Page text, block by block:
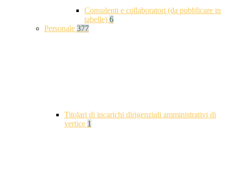
Consulenti e collaboratori (da pubblicare in
tabelle) 6
Personale 377
Titolari di incarichi dirigenziali amministrativi di
vertice 1